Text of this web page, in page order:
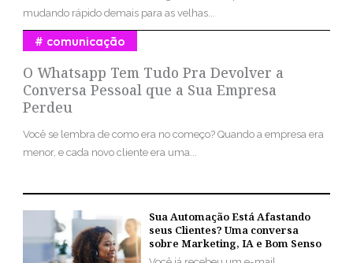
mudando rápido demais para as velhas...
O Whatsapp Tem Tudo Pra Devolver a
Conversa Pessoal que a Sua Empresa
Perdeu
comunicação
Você se lembra de como era no começo? Quando a empresa era
menor, e cada novo cliente era uma...
Sua Automação Está Afastando
seus Clientes? Uma conversa
sobre Marketing, IA e Bom Senso